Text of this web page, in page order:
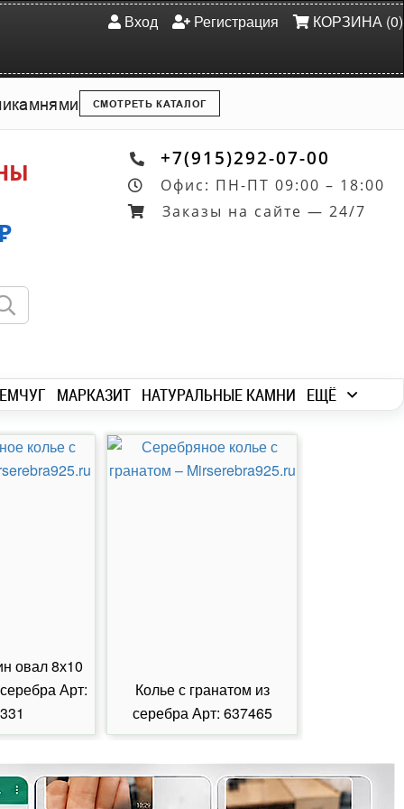
Вход Регистрация КОРЗИНА (0)
камнями СМОТРЕТЬ КАТАЛОГ
+7(915)292-07-00
Офис: ПН-ПТ 09:00 – 18:00
Заказы на сайте — 24/7
МАРКАЗИТ НАТУРАЛЬНЫЕ КАМНИ ЕЩЁ
овал 8х10
Арт:
Колье с гранатом из
серебра Арт: 637465